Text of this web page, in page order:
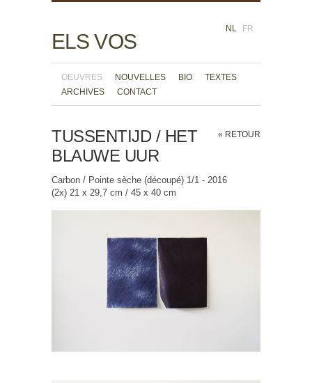
NL FR
ELS VOS
OEUVRES NOUVELLES BIO
TEXTES
ARCHIVES
CONTACT
« RETOUR
TUSSENTIJD / HET
BLAUWE UUR
Carbon / Pointe sèche (découpé) 1/1 - 2016
(2x) 21 x 29,7 cm / 45 x 40 cm